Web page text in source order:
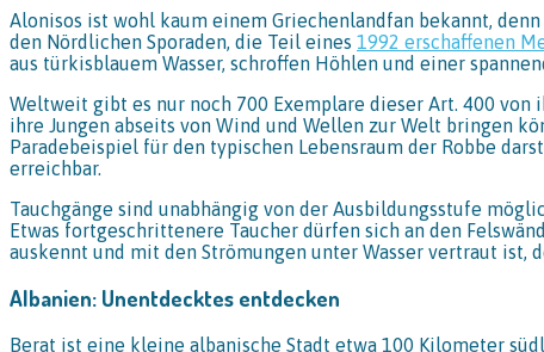
Alonisos ist wohl kaum einem Griechenlandfan bekannt,
den Nördlichen Sporaden, die Teil eines 1992 erschaffenen
aus türkisblauem Wasser, schroffen Höhlen und einer
Weltweit gibt es nur noch 700 Exemplare dieser Art. 400 von
ihre Jungen abseits von Wind und Wellen zur Welt bringen
Paradebeispiel für den typischen Lebensraum der Robbe
erreichbar.
Tauchgänge sind unabhängig von der Ausbildungsstufe
Etwas fortgeschrittenere Taucher dürfen sich an den
auskennt und mit den Strömungen unter Wasser vertraut
Albanien: Unentdecktes entdecken
Berat ist eine kleine albanische Stadt etwa 100 Kilometer